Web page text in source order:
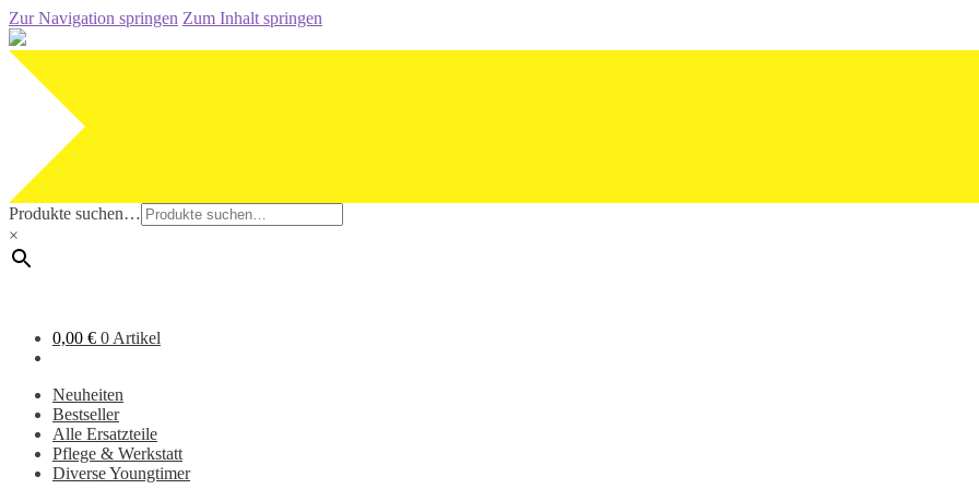
Zur Navigation springen Zum Inhalt springen
Produkte suchen…
×
0,00 € 0 Artikel
Neuheiten
Bestseller
Alle Ersatzteile
Pflege & Werkstatt
Diverse Youngtimer